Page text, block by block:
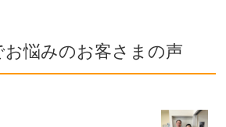
お悩みのお客さまの声